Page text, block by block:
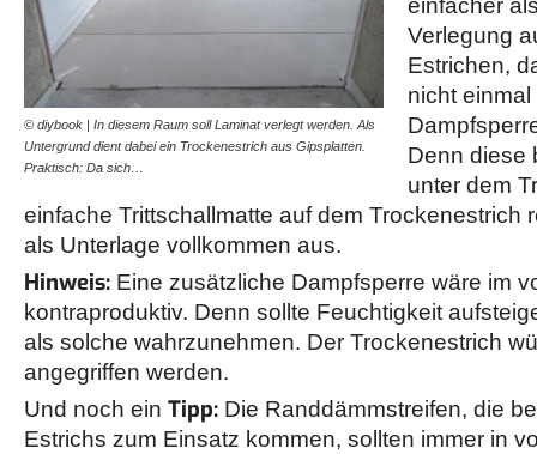
© diybook | In diesem Raum soll Laminat verlegt werden. Als
Untergrund dient dabei ein Trockenestrich aus Gipsplatten.
Praktisch: Da sich…
einfacher
Verlegung
Estrichen,
nicht
Denn diese
unter dem
einfache Trittschallmatte auf dem Trockenestrich
als Unterlage vollkommen aus.
Hinweis: Eine zusätzliche Dampfsperre wäre im
kontraproduktiv. Denn sollte Feuchtigkeit
als solche wahrzunehmen. Der Trockenestrich
angegriffen werden.
Und noch ein Tipp: Die Randdämmstreifen, die
Estrichs zum Einsatz kommen, sollten immer in